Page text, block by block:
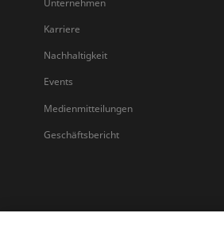
Karriere
Nachhaltigkeit
Events
Medienmitteilungen
Geschäftsbericht